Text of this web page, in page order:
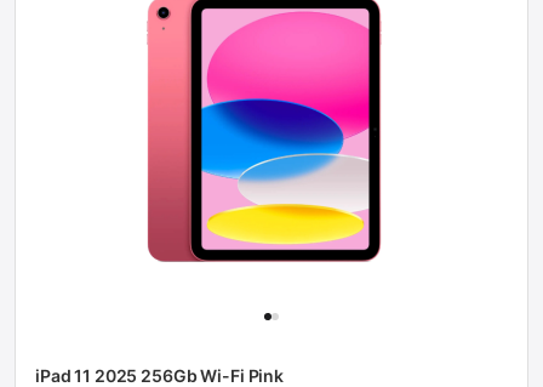
iPad 11 2025 256Gb Wi-Fi Pink